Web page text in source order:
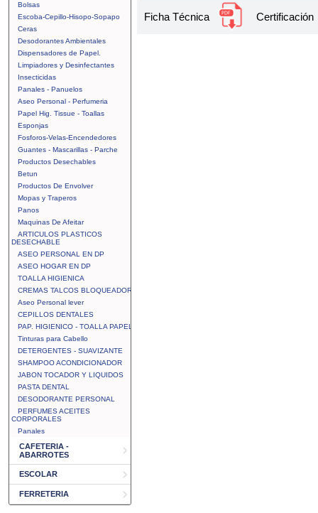
Bolsas
Escoba-Cepillo-Hisopo-Sopapo
Ceras
Desodorantes Ambientales
Dispensadores de Papel.
Limpiadores y Desinfectantes
Insecticidas
Panales - Panuelos
Aseo Personal - Perfumeria
Papel Hig. Tissue - Toallas
Esponjas
Fosforos-Velas-Encendedores
Guantes - Mascarillas - Parche
Productos Desechables
Betun
Productos De Envolver
Mopas y Traperos
Panos
Maquinas De Afeitar
ARTICULOS PLASTICOS
DESECHABLE
ASEO PERSONAL EN DP
ASEO HOGAR EN DP
TOALLA HIGIENICA
CREMAS TALCOS BLOQUEADOR
Aseo Personal lever
CEPILLOS DENTALES
PAP. HIGIENICO - TOALLA PAPEL
Tinturas para Cabello
DETERGENTES - SUAVIZANTE
SHAMPOO ACONDICIONADOR
JABON TOCADOR Y LIQUIDOS
PASTA DENTAL
DESODORANTE PERSONAL
PERFUMES ACEITES
CORPORALES
Panales
CAFETERIA -
ABARROTES
ESCOLAR
FERRETERIA
Ficha Técnica Certificación